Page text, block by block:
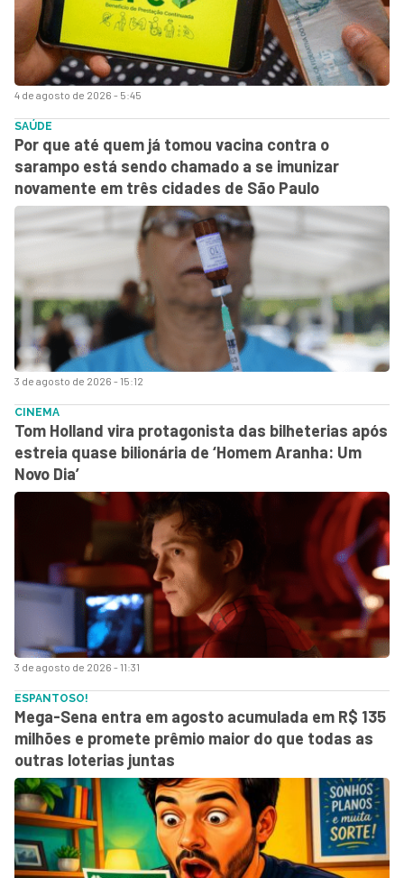
4 de agosto de 2026 - 5:45
3 de agosto de 2026 - 15:12
SAÚDE
Por que até quem já tomou vacina contra o
sarampo está sendo chamado a se imunizar
novamente em três cidades de São Paulo
3 de agosto de 2026 - 11:31
CINEMA
Tom Holland vira protagonista das bilheterias após
estreia quase bilionária de ‘Homem Aranha: Um
Novo Dia’
ESPANTOSO!
Mega-Sena entra em agosto acumulada em R$ 135
milhões e promete prêmio maior do que todas as
outras loterias juntas